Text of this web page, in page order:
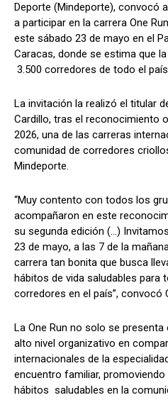
Deporte (Mindeporte), convocó
a participar en la carrera One
este sábado 23 de mayo en el
Caracas, donde se estima que
3.500 corredores de todo el
La invitación la realizó el titular
Cardillo, tras el reconocimiento
2026, una de las carreras
comunidad de corredores
Mindeporte.
“Muy contento con todos los
acompañaron en este
su segunda edición (…)
23 de mayo, a las 7 de la
carrera tan bonita que busca
hábitos de vida saludables para
corredores en el país”, convocó
La One Run no solo se
alto nivel organizativo en
internacionales de la
encuentro familiar,
hábitos saludables en la